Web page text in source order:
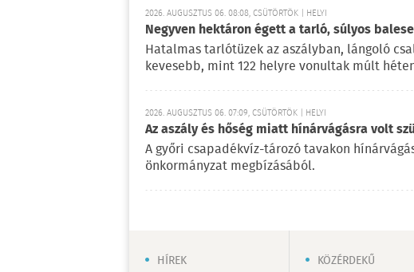
2026. AUGUSZTUS 06. 08:08, CSÜTÖRTÖK | HELYI
Negyven hektáron égett a tarló, súlyos
Hatalmas tarlótüzek az aszályban, lángoló
kevesebb, mint 122 helyre vonultak múlt
2026. AUGUSZTUS 06. 07:09, CSÜTÖRTÖK | HELYI
Az aszály és hőség miatt hínárvágásra volt
A győri csapadékvíz-tározó tavakon
önkormányzat megbízásából.
HÍREK
KÖZÉRDEKŰ